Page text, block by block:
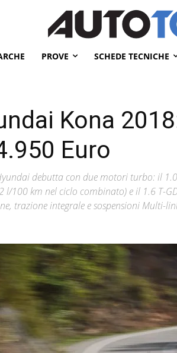
PROVE SCHEDE TECNICHE
Kona
Euro
debutta con due motori turbo: il
l/100 km nel ciclo combinato) e il 1.6 T-
trazione integrale e sospensioni Multi-